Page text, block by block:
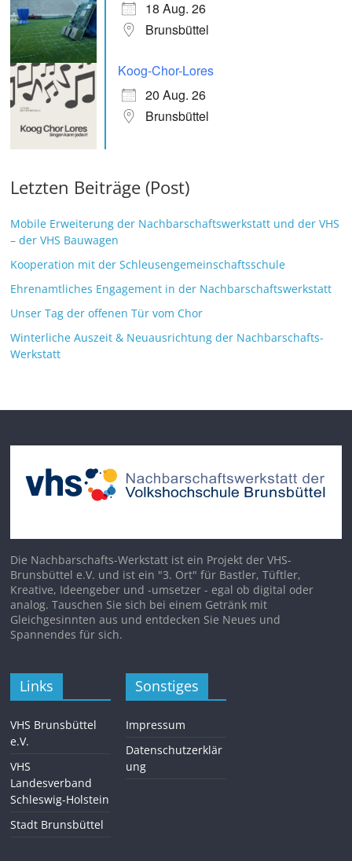
18 Aug. 26
Brunsbüttel
Koog-Chor-Lores
20 Aug. 26
Brunsbüttel
Letzten Beiträge (Post)
Mobile Erweiterung der Nachbarschaftswerkstatt und der VHS
– der VHS Bauwagen
Kooperation mit der Schleusengemeinschaftsschule
Ehrenamtliches Engagement in der Nachbarschaftswerkstatt
Unser Tag der offenen Tür vom Chor
Winterliche Auszeit & Neuausrichtung der Nachbarschafts-
Werkstatt
Die Nachbarschafts-Werkstatt ist ein Projekt der VHS-
Brunsbüttel e.V. und ist ein "3. Ort" für Bastler, Tüftler,
Kreative, Ideengeber und -umsetzer - egal ob digital oder
analog. Tauschen Sie sich bei einem Getränk mit
Gleichgesinnten aus und entdecken Sie Neues und
Spannendes für sich.
Links
VHS Brunsbüttel
e.V.
VHS
Landesverband
Schleswig-Holstein
Stadt Brunsbüttel
Sonstiges
Impressum
Datenschutzerklär
ung